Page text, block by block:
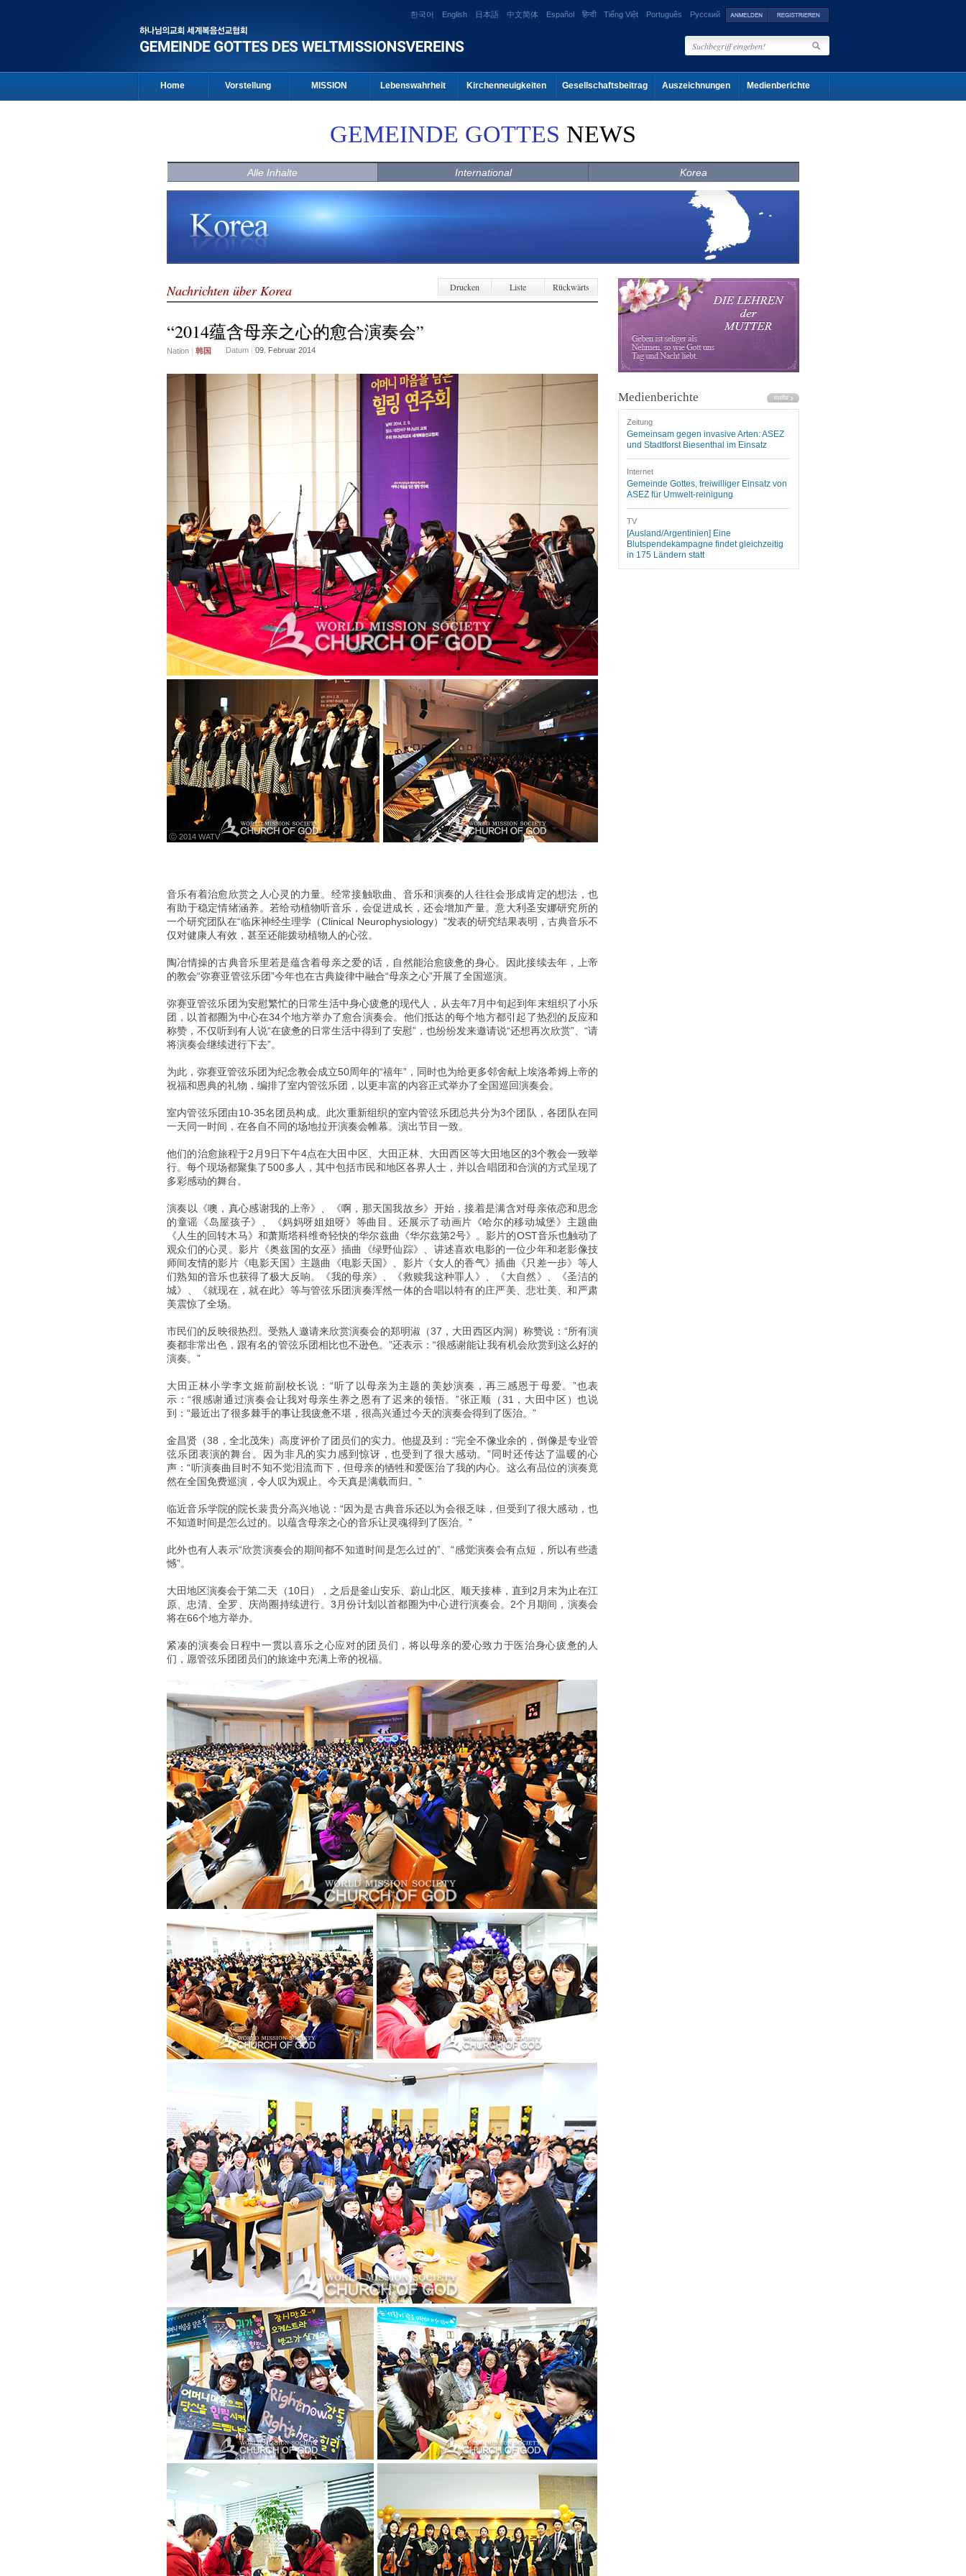
한국어 English 日本語 中文简体 Español हिन्दी Tiếng Việt Português Русский
Home Vorstellung MISSION Lebenswahrheit Kirchenneuigkeiten Gesellschaftsbeitrag Auszeichnungen Medienberichte
GEMEINDE GOTTES NEWS
Alle Inhalte International Korea
Nachrichten über Korea Drucken Liste Rückwärts
“2014蕴含母亲之心的愈合演奏会”
Nation | 韩国 Datum | 09. Februar 2014
ⓒ 2014 WATV
音乐有着治愈欣赏之人心灵的力量。经常接触歌曲、音乐和演奏的人往往会形成肯定的想法，也
有助于稳定情绪涵养。若给动植物听音乐，会促进成长，还会增加产量。意大利圣安娜研究所的
一个研究团队在“临床神经生理学（Clinical Neurophysiology）”发表的研究结果表明，古典音乐不
仅对健康人有效，甚至还能拨动植物人的心弦。
陶冶情操的古典音乐里若是蕴含着母亲之爱的话，自然能治愈疲惫的身心。因此接续去年，上帝
的教会“弥赛亚管弦乐团”今年也在古典旋律中融合“母亲之心”开展了全国巡演。
弥赛亚管弦乐团为安慰繁忙的日常生活中身心疲惫的现代人，从去年7月中旬起到年末组织了小乐
团，以首都圈为中心在34个地方举办了愈合演奏会。他们抵达的每个地方都引起了热烈的反应和
称赞，不仅听到有人说“在疲惫的日常生活中得到了安慰”，也纷纷发来邀请说“还想再次欣赏”、“请
将演奏会继续进行下去”。
为此，弥赛亚管弦乐团为纪念教会成立50周年的“禧年”，同时也为给更多邻舍献上埃洛希姆上帝的
祝福和恩典的礼物，编排了室内管弦乐团，以更丰富的内容正式举办了全国巡回演奏会。
室内管弦乐团由10-35名团员构成。此次重新组织的室内管弦乐团总共分为3个团队，各团队在同
一天同一时间，在各自不同的场地拉开演奏会帷幕。演出节目一致。
他们的治愈旅程于2月9日下午4点在大田中区、大田正林、大田西区等大田地区的3个教会一致举
行。每个现场都聚集了500多人，其中包括市民和地区各界人士，并以合唱团和合演的方式呈现了
多彩感动的舞台。
演奏以《噢，真心感谢我的上帝》、《啊，那天国我故乡》开始，接着是满含对母亲依恋和思念
的童谣《岛屋孩子》、《妈妈呀姐姐呀》等曲目。还展示了动画片《哈尔的移动城堡》主题曲
《人生的回转木马》和萧斯塔科维奇轻快的华尔兹曲《华尔兹第2号》。影片的OST音乐也触动了
观众们的心灵。影片《奥兹国的女巫》插曲《绿野仙踪》、讲述喜欢电影的一位少年和老影像技
师间友情的影片《电影天国》主题曲《电影天国》、影片《女人的香气》插曲《只差一步》等人
们熟知的音乐也获得了极大反响。《我的母亲》、《救赎我这种罪人》、《大自然》、《圣洁的
城》、《就现在，就在此》等与管弦乐团演奏浑然一体的合唱以特有的庄严美、悲壮美、和严肃
美震惊了全场。
市民们的反映很热烈。受熟人邀请来欣赏演奏会的郑明淑（37，大田西区内洞）称赞说：“所有演
奏都非常出色，跟有名的管弦乐团相比也不逊色。”还表示：“很感谢能让我有机会欣赏到这么好的
演奏。”
大田正林小学李文姬前副校长说：“听了以母亲为主题的美妙演奏，再三感恩于母爱。”也表
示：“很感谢通过演奏会让我对母亲生养之恩有了迟来的领悟。”张正顺（31，大田中区）也说
到：“最近出了很多棘手的事让我疲惫不堪，很高兴通过今天的演奏会得到了医治。”
金昌贤（38，全北茂朱）高度评价了团员们的实力。他提及到：“完全不像业余的，倒像是专业管
弦乐团表演的舞台。因为非凡的实力感到惊讶，也受到了很大感动。”同时还传达了温暖的心
声：“听演奏曲目时不知不觉泪流而下，但母亲的牺牲和爱医治了我的内心。这么有品位的演奏竟
然在全国免费巡演，令人叹为观止。今天真是满载而归。”
临近音乐学院的院长裴贵分高兴地说：“因为是古典音乐还以为会很乏味，但受到了很大感动，也
不知道时间是怎么过的。以蕴含母亲之心的音乐让灵魂得到了医治。”
此外也有人表示“欣赏演奏会的期间都不知道时间是怎么过的”、“感觉演奏会有点短，所以有些遗
憾”。
大田地区演奏会于第二天（10日），之后是釜山安乐、蔚山北区、顺天接棒，直到2月末为止在江
原、忠清、全罗、庆尚圈持续进行。3月份计划以首都圈为中心进行演奏会。2个月期间，演奏会
将在66个地方举办。
紧凑的演奏会日程中一贯以喜乐之心应对的团员们，将以母亲的爱心致力于医治身心疲惫的人
们，愿管弦乐团团员们的旅途中充满上帝的祝福。
Medienberichte
Zeitung
Gemeinsam gegen invasive Arten: ASEZ
und Stadtforst Biesenthal im Einsatz
Internet
Gemeinde Gottes, freiwilliger Einsatz von
ASEZ für Umwelt-reinigung
TV
[Ausland/Argentinien] Eine
Blutspendekampagne findet gleichzeitig
in 175 Ländern statt